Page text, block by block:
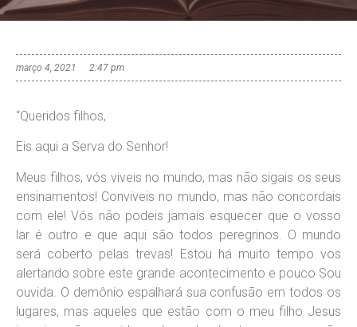
março 4, 2021 2:47 pm
“Queridos filhos,
Eis aqui a Serva do Senhor!
Meus filhos, vós viveis no mundo, mas não sigais os seus
ensinamentos! Conviveis no mundo, mas não concordais
com ele! Vós não podeis jamais esquecer que o vosso
lar é outro e que aqui são todos peregrinos. O mundo
será coberto pelas trevas! Estou há muito tempo vos
alertando sobre este grande acontecimento e pouco Sou
ouvida. O demônio espalhará sua confusão em todos os
lugares, mas aqueles que estão com o meu filho Jesus